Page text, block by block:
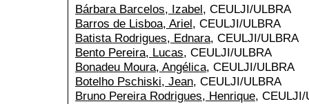
Bárbara Barcelos, Izabel, CEULJI/ULBRA
Barros de Lisboa, Ariel, CEULJI/ULBRA
Batista Rodrigues, Ednara, CEULJI/ULBRA
Bento Pereira, Lucas, CEULJI/ULBRA
Bonadeu Moura, Angélica, CEULJI/ULBRA
Botelho Pschiski, Jean, CEULJI/ULBRA
Bruno Pereira Rodrigues, Henrique, CEULJI/